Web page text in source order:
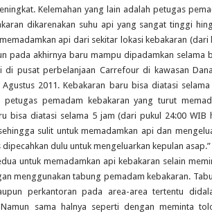
Kelemahan yang lain adalah petugas
dikarenakan suhu api yang sangat tinggi
api dari sekitar lokasi kebakaran
pada akhirnya baru mampu dipadamkan selama
di pusat perbelanjaan Carrefour di kawasan
2011. Kebakaran baru bisa diatasi
petugas pemadam kebakaran yang turut
bisa diatasi selama 5 jam (dari pukul 24:00 WIB
sulit untuk memadamkan api dan
dipecahkan dulu untuk mengeluarkan kepulan asap.”
untuk memadamkan api kebakaran selain
menggunakan tabung pemadam kebakaran.
perkantoran pada area-area tertentu
sama halnya seperti dengan meminta